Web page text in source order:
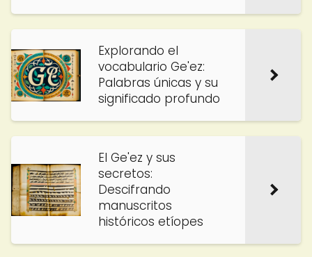
Explorando el
vocabulario Ge'ez:
Palabras únicas y su
significado profundo
El Ge'ez y sus
secretos:
Descifrando
manuscritos
históricos etíopes